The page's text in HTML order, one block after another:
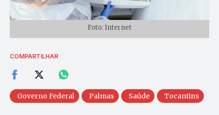
Foto: Internet
COMPARTILHAR
Governo Federal Palmas Saúde Tocantins